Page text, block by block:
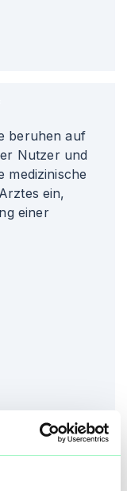
beruhen auf
Nutzer und
medizinische
ein,
einer